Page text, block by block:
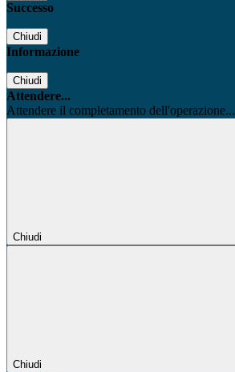
Successo
Chiudi
Informazione
Chiudi
Attendere...
Attendere il completamento dell'operazione...
Chiudi
Chiudi